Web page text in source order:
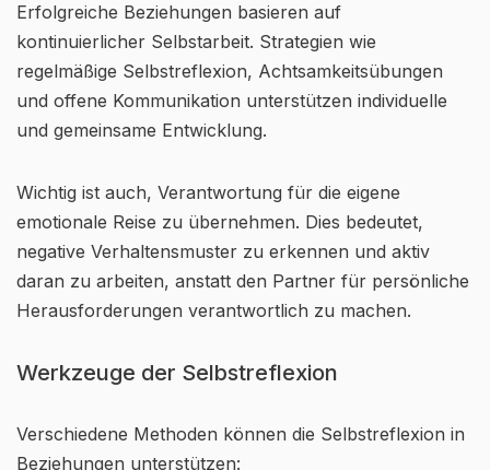
Erfolgreiche Beziehungen basieren auf
kontinuierlicher Selbstarbeit. Strategien wie
regelmäßige Selbstreflexion, Achtsamkeitsübungen
und offene Kommunikation unterstützen individuelle
und gemeinsame Entwicklung.
Wichtig ist auch, Verantwortung für die eigene
emotionale Reise zu übernehmen. Dies bedeutet,
negative Verhaltensmuster zu erkennen und aktiv
daran zu arbeiten, anstatt den Partner für persönliche
Herausforderungen verantwortlich zu machen.
Werkzeuge der Selbstreflexion
Verschiedene Methoden können die Selbstreflexion in
Beziehungen unterstützen: